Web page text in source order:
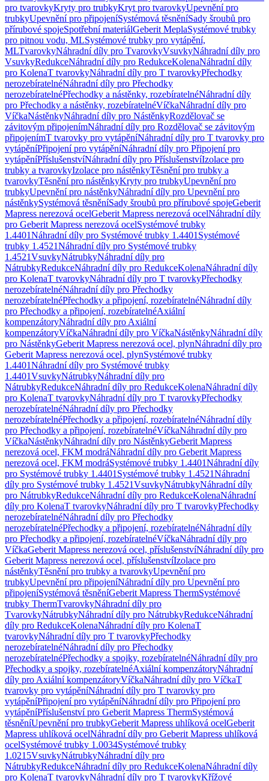
pro tvarovkyKryty pro trubkyKryt pro tvarovkyUpevnění pro
trubkyUpevnění pro připojeníSystémová těsněníSady šroubů pro
přírubové spojeSpotřební materiálGeberit MeplaSystémové trubky
pro pitnou vodu, MLSystémové trubky pro vytápění,
MLTvarovkyNáhradní díly pro TvarovkyVsuvkyNáhradní díly pro
VsuvkyRedukceNáhradní díly pro RedukceKolenaNáhradní díly
pro KolenaT tvarovkyNáhradní díly pro T tvarovkyPřechodky
nerozebíratelnéNáhradní díly pro Přechodky
nerozebíratelnéPřechodky a nástěnky, rozebíratelnéNáhradní díly
pro Přechodky a nástěnky, rozebíratelnéVíčkaNáhradní díly pro
VíčkaNástěnkyNáhradní díly pro NástěnkyRozdělovač se
závitovým připojenímNáhradní díly pro Rozdělovač se závitovým
připojenímT tvarovky pro vytápěníNáhradní díly pro T tvarovky pro
vytápěníPřipojení pro vytápěníNáhradní díly pro Připojení pro
vytápěníPříslušenstvíNáhradní díly pro PříslušenstvíIzolace pro
trubky a tvarovkyIzolace pro nástěnkyTěsnění pro trubky a
tvarovkyTěsnění pro nástěnkyKryty pro trubkyUpevnění pro
trubkyUpevnění pro nástěnkyNáhradní díly pro Upevnění pro
nástěnkySystémová těsněníSady šroubů pro přírubové spojeGeberit
Mapress nerezová ocelGeberit Mapress nerezová ocelNáhradní díly
pro Geberit Mapress nerezová ocelSystémové trubky
1.4401Náhradní díly pro Systémové trubky 1.4401 Systémové
trubky 1.4521Náhradní díly pro Systémové trubky
1.4521VsuvkyNátrubkyNáhradní díly pro
NátrubkyRedukceNáhradní díly pro RedukceKolenaNáhradní díly
pro KolenaT tvarovkyNáhradní díly pro T tvarovkyPřechodky
nerozebíratelnéNáhradní díly pro Přechodky
nerozebíratelnéPřechodky a připojení, rozebíratelnéNáhradní díly
pro Přechodky a připojení, rozebíratelnéAxiální
kompenzátoryNáhradní díly pro Axiální
kompenzátoryVíčkaNáhradní díly pro VíčkaNástěnkyNáhradní díly
pro NástěnkyGeberit Mapress nerezová ocel, plynNáhradní díly pro
Geberit Mapress nerezová ocel, plynSystémové trubky
1.4401Náhradní díly pro Systémové trubky
1.4401VsuvkyNátrubkyNáhradní díly pro
NátrubkyRedukceNáhradní díly pro RedukceKolenaNáhradní díly
pro KolenaT tvarovkyNáhradní díly pro T tvarovkyPřechodky
nerozebíratelnéNáhradní díly pro Přechodky
nerozebíratelnéPřechodky a připojení, rozebíratelnéNáhradní díly
pro Přechodky a připojení, rozebíratelnéVíčkaNáhradní díly pro
VíčkaNástěnkyNáhradní díly pro NástěnkyGeberit Mapress
nerezová ocel, FKM modráNáhradní díly pro Geberit Mapress
nerezová ocel, FKM modráSystémové trubky 1.4401Náhradní díly
pro Systémové trubky 1.4401 Systémové trubky 1.4521Náhradní
díly pro Systémové trubky 1.4521VsuvkyNátrubkyNáhradní díly
pro NátrubkyRedukceNáhradní díly pro RedukceKolenaNáhradní
díly pro KolenaT tvarovkyNáhradní díly pro T tvarovkyPřechodky
nerozebíratelnéNáhradní díly pro Přechodky
nerozebíratelnéPřechodky a připojení, rozebíratelnéNáhradní díly
pro Přechodky a připojení, rozebíratelnéVíčkaNáhradní díly pro
VíčkaGeberit Mapress nerezová ocel, příslušenstvíNáhradní díly pro
Geberit Mapress nerezová ocel, příslušenstvíIzolace pro
nástěnkyTěsnění pro trubky a tvarovkyUpevnění pro
trubkyUpevnění pro připojeníNáhradní díly pro Upevnění pro
připojeníSystémová těsněníGeberit Mapress ThermSystémové
trubky ThermTvarovkyNáhradní díly pro
TvarovkyNátrubkyNáhradní díly pro NátrubkyRedukceNáhradní
díly pro RedukceKolenaNáhradní díly pro KolenaT
tvarovkyNáhradní díly pro T tvarovkyPřechodky
nerozebíratelnéNáhradní díly pro Přechodky
nerozebíratelnéPřechodky a spojky, rozebíratelnéNáhradní díly pro
Přechodky a spojky, rozebíratelnéAxiální kompenzátoryNáhradní
díly pro Axiální kompenzátoryVíčkaNáhradní díly pro VíčkaT
tvarovky pro vytápěníNáhradní díly pro T tvarovky pro
vytápěníPřipojení pro vytápěníNáhradní díly pro Připojení pro
vytápěníPříslušenství pro Geberit Mapress ThermSystémová
těsněníUpevnění pro trubkyGeberit Mapress uhlíková ocelGeberit
Mapress uhlíková ocelNáhradní díly pro Geberit Mapress uhlíková
ocelSystémové trubky 1.0034Systémové trubky
1.0215VsuvkyNátrubkyNáhradní díly pro
NátrubkyRedukceNáhradní díly pro RedukceKolenaNáhradní díly
pro KolenaT tvarovkyNáhradní díly pro T tvarovkyKřížové